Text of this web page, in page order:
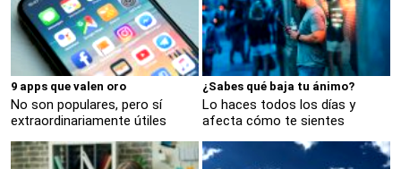
9 apps que valen oro
No son populares, pero sí
extraordinariamente útiles
¿Sabes qué baja tu ánimo?
Lo haces todos los días y
afecta cómo te sientes